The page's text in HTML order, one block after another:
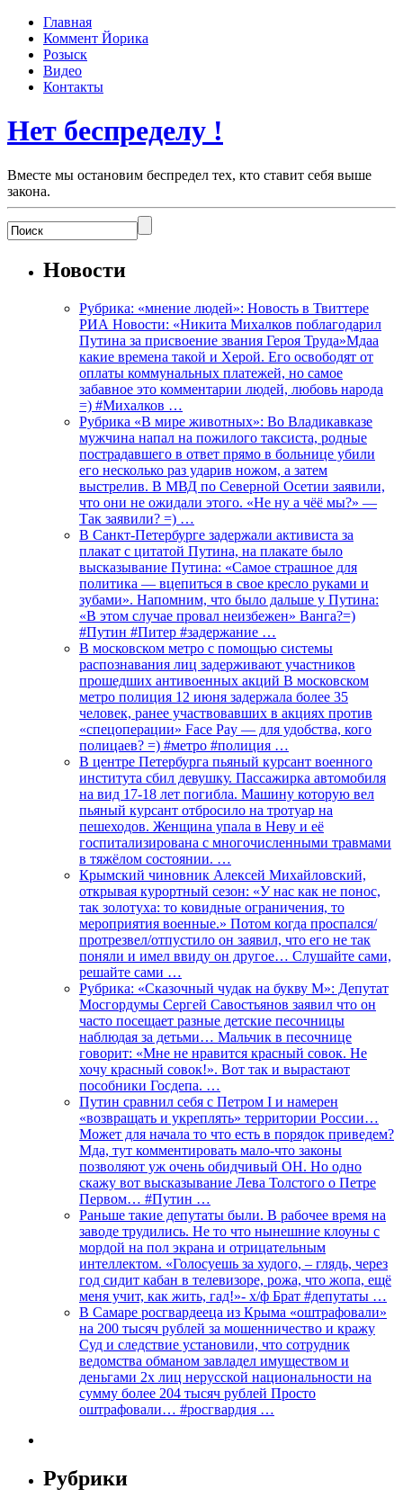
Главная
Коммент Йорика
Розыск
Видео
Контакты
Нет беспределу !
Вместе мы остановим беспредел тех, кто ставит себя выше
закона.
Новости
Рубрика: «мнение людей»: Новость в Твиттере
РИА Новости: «Никита Михалков поблагодарил
Путина за присвоение звания Героя Труда»Мдаа
какие времена такой и Херой. Его освободят от
оплаты коммунальных платежей, но самое
забавное это комментарии людей, любовь народа
=) #Михалков …
Рубрика «В мире животных»: Во Владикавказе
мужчина напал на пожилого таксиста, родные
пострадавшего в ответ прямо в больнице убили
его несколько раз ударив ножом, а затем
выстрелив. В МВД по Северной Осетии заявили,
что они не ожидали этого. «Не ну а чёё мы?» —
Так заявили? =) …
В Санкт-Петербурге задержали активиста за
плакат с цитатой Путина, на плакате было
высказывание Путина: «Самое страшное для
политика — вцепиться в свое кресло руками и
зубами». Напомним, что было дальше у Путина:
«В этом случае провал неизбежен» Ванга?=)
#Путин #Питер #задержание …
В московском метро с помощью системы
распознавания лиц задерживают участников
прошедших антивоенных акций В московском
метро полиция 12 июня задержала более 35
человек, ранее участвовавших в акциях против
«спецоперации» Face Pay — для удобства, кого
полицаев? =) #метро #полиция …
В центре Петербурга пьяный курсант военного
института сбил девушку. Пассажирка автомобиля
на вид 17-18 лет погибла. Машину которую вел
пьяный курсант отбросило на тротуар на
пешеходов. Женщина упала в Неву и её
госпитализирована с многочисленными травмами
в тяжёлом состоянии. …
Крымский чиновник Алексей Михайловский,
открывая курортный сезон: «У нас как не понос,
так золотуха: то ковидные ограничения, то
мероприятия военные.» Потом когда проспался/
протрезвел/отпустило он заявил, что его не так
поняли и имел ввиду он другое… Слушайте сами,
решайте сами …
Рубрика: «Сказочный чудак на букву М»: Депутат
Мосгордумы Сергей Савостьянов заявил что он
часто посещает разные детские песочницы
наблюдая за детьми… Мальчик в песочнице
говорит: «Мне не нравится красный совок. Не
хочу красный совок!». Вот так и вырастают
пособники Госдепа. …
Путин сравнил себя с Петром I и намерен
«возвращать и укреплять» территории России…
Может для начала то что есть в порядок приведем?
Мда, тут комментировать мало-что законы
позволяют уж очень обидчивый ОН. Но одно
скажу вот высказывание Лева Толстого о Петре
Первом… #Путин …
Раньше такие депутаты были. В рабочее время на
заводе трудились. Не то что нынешние клоуны с
мордой на пол экрана и отрицательным
интеллектом. «Голосуешь за худого, – глядь, через
год сидит кабан в телевизоре, рожа, что жопа, ещё
меня учит, как жить, гад!»- х/ф Брат #депутаты …
В Самаре росгвардееца из Крыма «оштрафовали»
на 200 тысяч рублей за мошенничество и кражу
Суд и следствие установили, что сотрудник
ведомства обманом завладел имуществом и
деньгами 2х лиц нерусской национальности на
сумму более 204 тысяч рублей Просто
оштрафовали… #росгвардия …
Рубрики